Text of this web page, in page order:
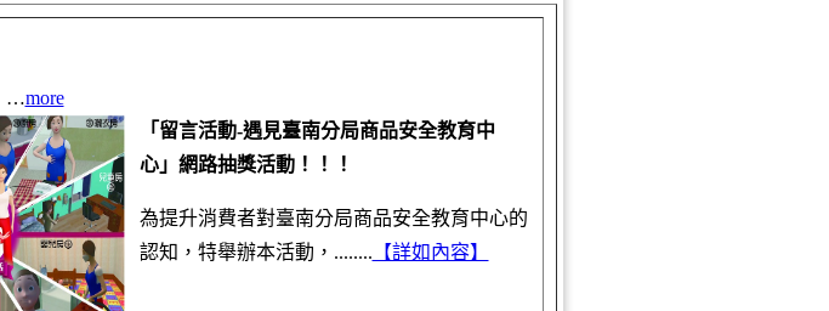
…more
「留言活動-遇見臺南分局商品安全教育中
心」網路抽獎活動！！！
為提升消費者對臺南分局商品安全教育中心的
認知，特舉辦本活動，........ 【詳如內容】